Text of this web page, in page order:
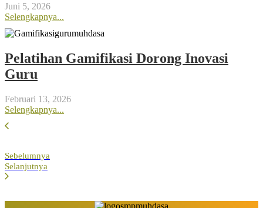
Juni 5, 2026
Selengkapnya...
Pelatihan Gamifikasi Dorong Inovasi
Guru
Februari 13, 2026
Selengkapnya...
Sebelumnya
Selanjutnya